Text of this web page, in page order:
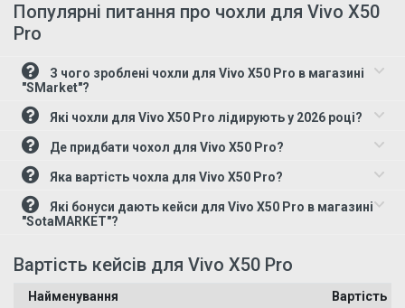
Популярні питання про чохли для Vivo X50
Pro
"SMarket"?
Які чохли для Vivo X50 Pro лідирують у 2026 році?
Де придбати чохол для Vivo X50 Pro?
Яка вартість чохла для Vivo X50 Pro?
"SotaMARKET"?
Вартість кейсів для Vivo X50 Pro
Найменування
Вартість